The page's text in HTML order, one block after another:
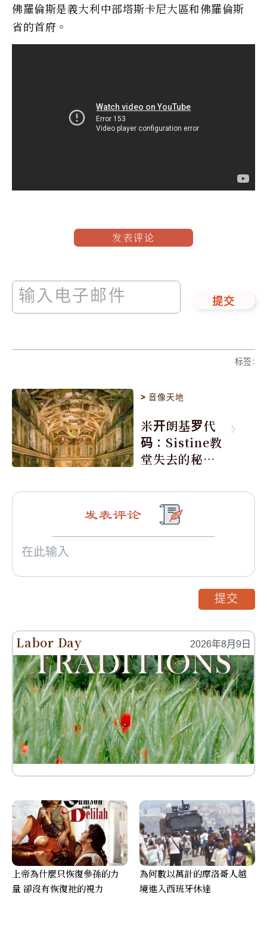
佛羅倫斯是義大利中部塔斯卡尼大區和佛羅倫斯
省的首府。
发表评论
提交
标签:
>音像天地
米开朗基罗代
码：Sistine教
堂失去的秘密
Labor Day 2026年8月9日
发表评论
提交
上帝為什麼只恢復參孫的力
量 卻沒有恢復祂的視力
為何數以萬計的摩洛哥人越
境進入西班牙休達